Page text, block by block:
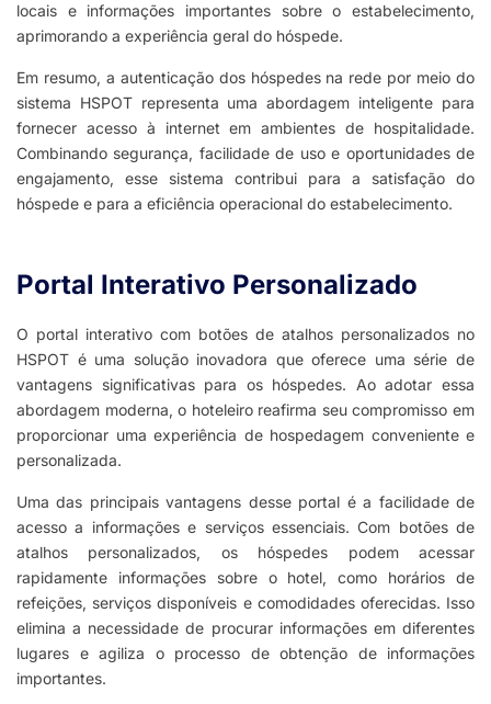
locais e informações importantes sobre o estabelecimento,
aprimorando a experiência geral do hóspede.
Em resumo, a autenticação dos hóspedes na rede por meio do
sistema HSPOT representa uma abordagem inteligente para
fornecer acesso à internet em ambientes de hospitalidade.
Combinando segurança, facilidade de uso e oportunidades de
engajamento, esse sistema contribui para a satisfação do
hóspede e para a eficiência operacional do estabelecimento.
Portal Interativo Personalizado​
O portal interativo com botões de atalhos personalizados no
HSPOT é uma solução inovadora que oferece uma série de
vantagens significativas para os hóspedes. Ao adotar essa
abordagem moderna, o hoteleiro reafirma seu compromisso em
proporcionar uma experiência de hospedagem conveniente e
personalizada.
Uma das principais vantagens desse portal é a facilidade de
acesso a informações e serviços essenciais. Com botões de
atalhos personalizados, os hóspedes podem acessar
rapidamente informações sobre o hotel, como horários de
refeições, serviços disponíveis e comodidades oferecidas. Isso
elimina a necessidade de procurar informações em diferentes
lugares e agiliza o processo de obtenção de informações
importantes.